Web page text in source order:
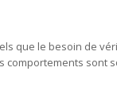
que le besoin de
comportements sont